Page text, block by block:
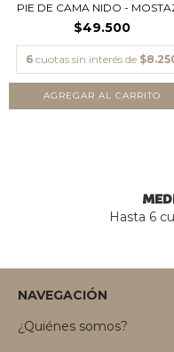
PIE DE CAMA NIDO -
$49.500
6 cuotas sin interés de
AGREGAR AL CARRITO
Hasta 6
NAVEGACIÓN
¿Quiénes somos?